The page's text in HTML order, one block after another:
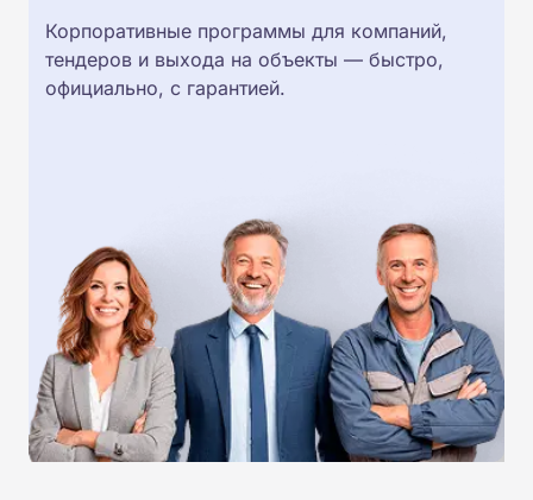
Корпоративные программы для компаний,
тендеров и выхода на объекты — быстро,
официально, с гарантией.